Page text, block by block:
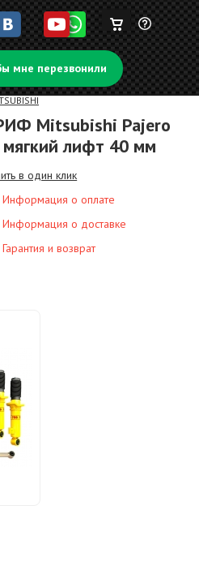
Задать
вопрос
Корзина
пуста
мне перезвонили
Mitsubishi Pajero
лифт 40 мм
в один клик
Информация о оплате
Информация о доставке
Гарантия и возврат